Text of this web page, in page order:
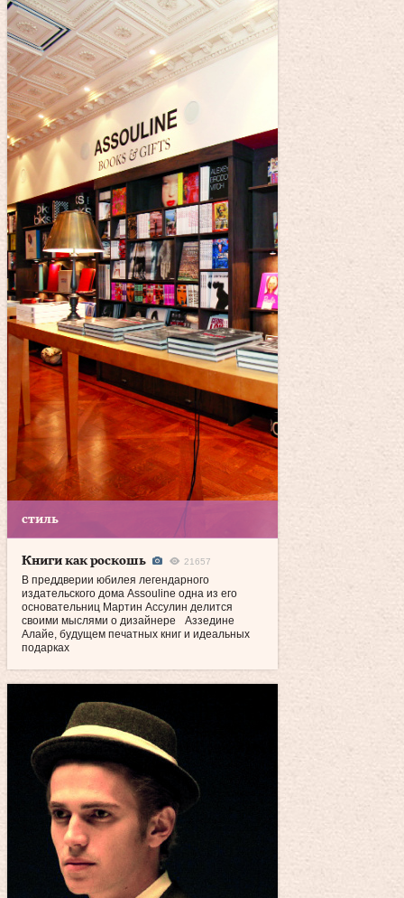
стиль
Книги как роскошь 21657
В преддверии юбилея легендарного
издательского дома Assouline одна из его
основательниц Мартин Ассулин делится
своими мыслями о дизайнере Аззедине
Алайе, будущем печатных книг и идеальных
подарках